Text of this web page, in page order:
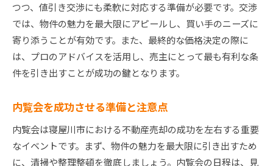
つつ、値引き交渉にも柔軟に対応する準備が必要です。交渉
では、物件の魅力を最大限にアピールし、買い手のニーズに
寄り添うことが有効です。また、最終的な価格決定の際に
は、プロのアドバイスを活用し、売主にとって最も有利な条
件を引き出すことが成功の鍵となります。
内覧会を成功させる準備と注意点
内覧会は寝屋川市における不動産売却の成功を左右する重要
なイベントです。まず、物件の魅力を最大限に引き出すため
に、清掃や整理整頓を徹底しましょう。内覧会の日程は、見